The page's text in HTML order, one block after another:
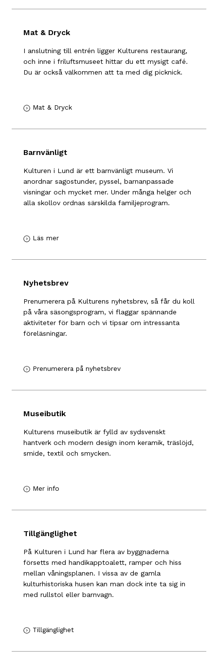
Mat & Dryck
I anslutning till entrén ligger Kulturens restaurang,
och inne i friluftsmuseet hittar du ett mysigt café.
Du är också välkommen att ta med dig picknick.
Mat & Dryck
Barnvänligt
Kulturen i Lund är ett barnvänligt museum. Vi
anordnar sagostunder, pyssel, barnanpassade
visningar och mycket mer. Under många helger och
alla skollov ordnas särskilda familjeprogram.
Läs mer
Nyhetsbrev
Prenumerera på Kulturens nyhetsbrev, så får du koll
på våra säsongsprogram, vi flaggar spännande
aktiviteter för barn och vi tipsar om intressanta
föreläsningar.
Prenumerera på nyhetsbrev
Museibutik
Kulturens museibutik är fylld av sydsvenskt
hantverk och modern design inom keramik, träslöjd,
smide, textil och smycken.
Mer info
Tillgänglighet
På Kulturen i Lund har flera av byggnaderna
försetts med handikapptoalett, ramper och hiss
mellan våningsplanen. I vissa av de gamla
kulturhistoriska husen kan man dock inte ta sig in
med rullstol eller barnvagn.
Tillgänglighet